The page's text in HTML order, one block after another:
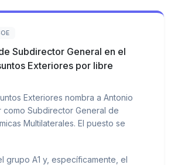
Subdirector General en el
Exteriores por libre
Exteriores nombra a Antonio
como Subdirector General de
Multilaterales. El puesto se
grupo A1 y, específicamente, el